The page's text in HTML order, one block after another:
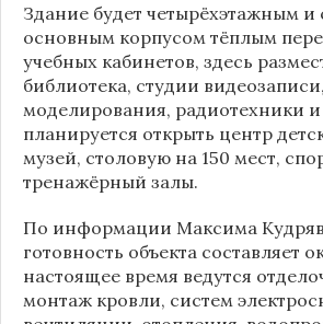
Здание будет четырёхэтажным и
основным корпусом тёплым
учебных кабинетов, здесь
библиотека, студии
моделирования, радиотехники
планируется открыть центр
музей, столовую на 150 мест,
тренажёрный залы.
По информации Максима
готовность объекта составляет
настоящее время ведутся
монтаж кровли, систем